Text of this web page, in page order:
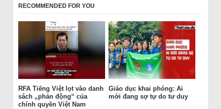
RECOMMENDED FOR YOU
RFA Tiếng Việt lọt vào danh
sách „phản động“ của
chính quyền Việt Nam
Giáo dục khai phóng: Ai
mới đang sợ tự do tư duy